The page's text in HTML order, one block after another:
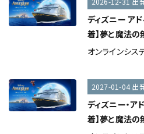
ディズニー ア
着】夢と魔法
オンラインシ
2027-01-04 出
ディズニー・ア
着】夢と魔法